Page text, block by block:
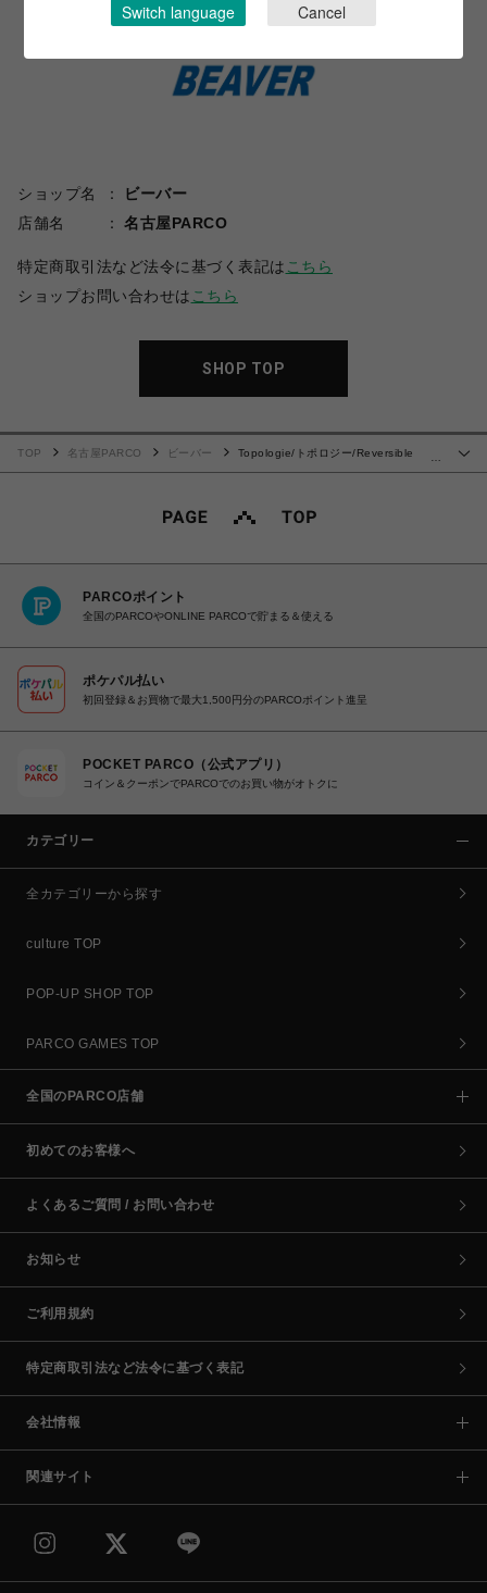
ショップ名
ビーバー
店舗名
名古屋PARCO
特定商取引法など法令に基づく表記は こちら
ショップお問い合わせは こちら
SHOP TOP
…
TOP 名古屋PARCO ビーバー
Topologie/トポロジー/Reversible
PARCOポイント
全国のPARCOやONLINE PARCOで貯まる＆使える
ポケパル払い
初回登録＆お買物で最大1,500円分のPARCOポイント進呈
POCKET PARCO（公式アプリ）
コイン＆クーポンでPARCOでのお買い物がオトクに
カテゴリー
全カテゴリーから探す
culture TOP
POP-UP SHOP TOP
PARCO GAMES TOP
全国のPARCO店舗
初めてのお客様へ
よくあるご質問 / お問い合わせ
お知らせ
ご利用規約
特定商取引法など法令に基づく表記
会社情報
関連サイト
Switch language Cancel